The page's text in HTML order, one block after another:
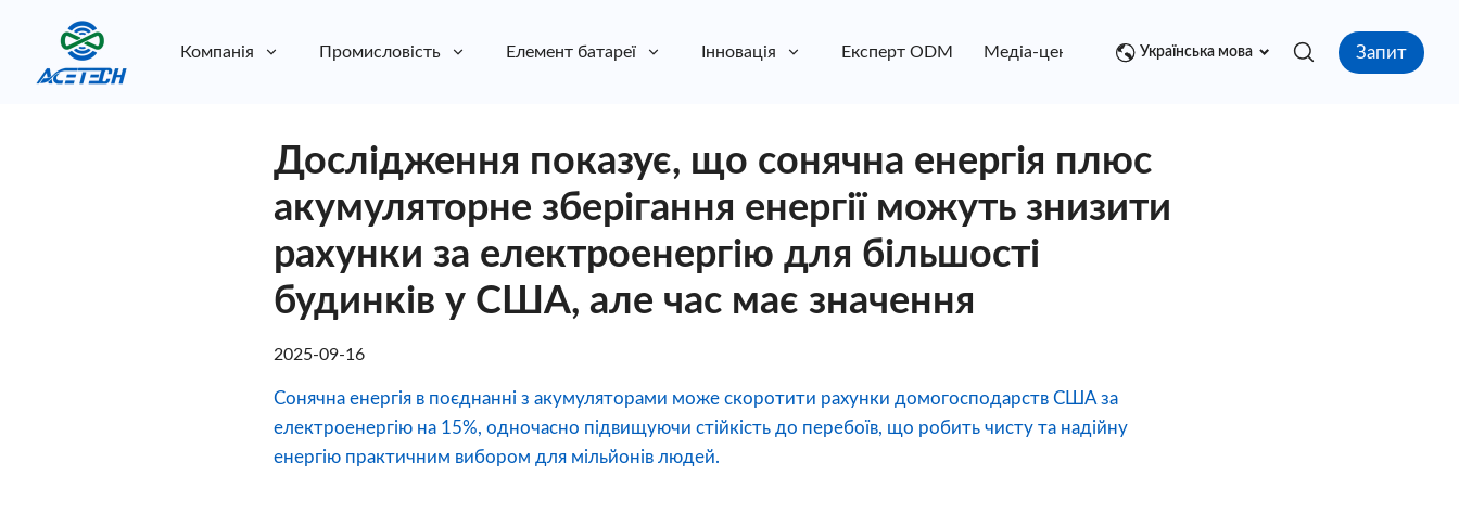
Компанія Промисловість Елемент батареї Інновація Експерт ODM Медіа-центр контакт
Українська мова Запит
Дослідження показує, що сонячна енергія плюс
акумуляторне зберігання енергії можуть знизити
рахунки за електроенергію для більшості
будинків у США, але час має значення
2025-09-16
Сонячна енергія в поєднанні з акумуляторами може скоротити рахунки домогосподарств США за
електроенергію на 15%, одночасно підвищуючи стійкість до перебоїв, що робить чисту та надійну
енергію практичним вибором для мільйонів людей.